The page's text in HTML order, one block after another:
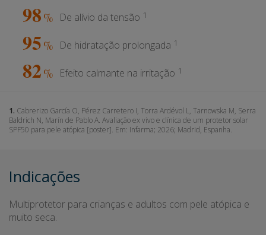
98% De alívio da tensão 1
95% De hidratação prolongada 1
82% Efeito calmante na irritação 1
1. Cabrerizo García O, Pérez Carretero I, Torra Ardévol L, Tarnowska M, Serra
Baldrich N, Marín de Pablo A. Avaliação ex vivo e clínica de um protetor solar
SPF50 para pele atópica [poster]. Em: Infarma; 2026; Madrid, Espanha.
Indicações
Multiprotetor para crianças e adultos com pele atópica e
muito seca.